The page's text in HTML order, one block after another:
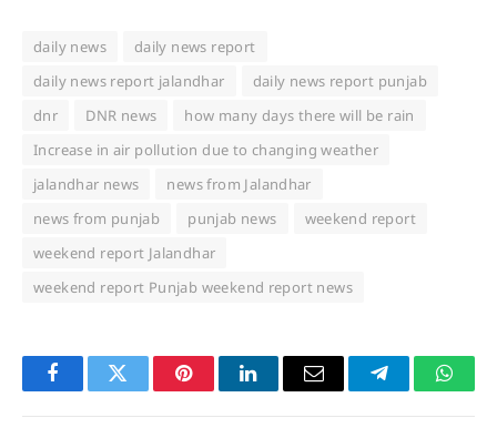
daily news
daily news report
daily news report jalandhar
daily news report punjab
dnr
DNR news
how many days there will be rain
Increase in air pollution due to changing weather
jalandhar news
news from Jalandhar
news from punjab
punjab news
weekend report
weekend report Jalandhar
weekend report Punjab weekend report news
FacebookTwitter PinterestLinkedInEmail Telegram